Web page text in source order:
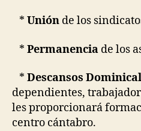
* Unión de los
* Permanencia de los
* Descansos
dependientes,
les proporcionará
centro cántabro.